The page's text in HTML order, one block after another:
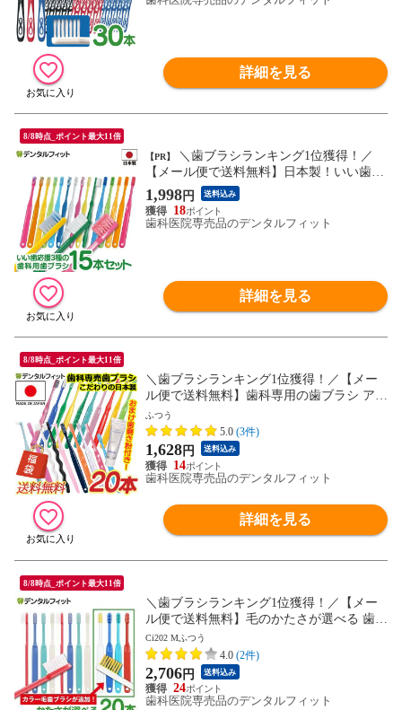
詳細を見る
8/8時点_ポイント最大11倍
【PR】
【メール便で送料無料】日本製！いい歯応
援3種の歯ブラシ M(ふつう) 15本セット Ci
スマート(5本)/Ciプロプラス(5本)/Ciプロプ
ラススパイラル(5本)(メール便2点まで)
1,998円 送料込み
18
歯科医院専売品のデンタルフィット
詳細を見る
8/8時点_ポイント最大11倍
＼歯ブラシランキング1位獲得！／【メー
ル便で送料無料】歯科専用の歯ブラシ アソ
ート20本セット福袋 ふつう ≪歯ブラシは
全て日本製のこだわり福袋≫※返品不可 ア
パガード リナメル(20g)おまけ付 （メール
便2点まで） set
ふつう
5.0 (3件)
1,628円 送料込み
14
歯科医院専売品のデンタルフィット
詳細を見る
8/8時点_ポイント最大11倍
＼歯ブラシランキング1位獲得！／【メー
ル便で送料無料】毛のかたさが選べる 歯科
専売品歯ブラシ Ci200シリーズ (Ci202 Mふ
つう) 20本セット 【Ciメディカル 歯ブラ
シ】(メール便2点迄)
Ci202 Mふつう
4.0 (2件)
2,706円 送料込み
24
歯科医院専売品のデンタルフィット